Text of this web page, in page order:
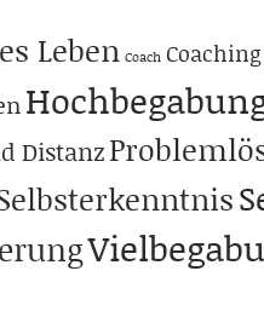
Leben Coach Coaching
Distanz